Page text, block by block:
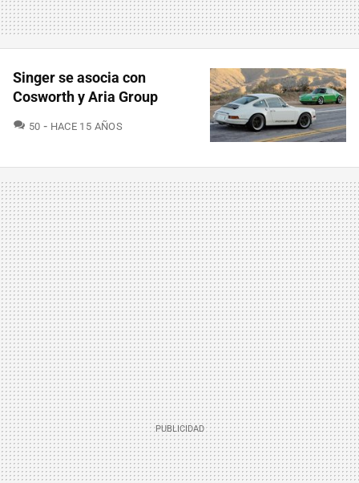
Singer se asocia con
Cosworth y Aria Group
50 COMENTARIOS
HACE 15 AÑOS